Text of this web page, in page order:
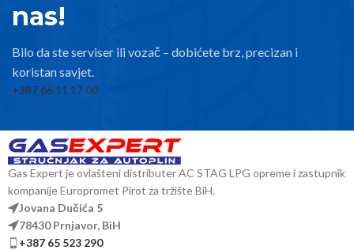
nas!
Bilo da ste serviser ili vozač – dobićete brz, precizan i
koristan savjet.
+387 66 11 17 00
Gas Expert je ovlašteni distributer AC STAG LPG opreme i zastupnik
kompanije Europromet Pirot za tržište BiH.
Jovana Dučića 5
78430 Prnjavor, BiH
+387 65 523 290